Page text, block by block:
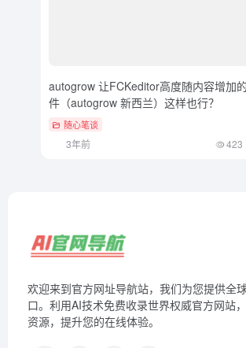
autogrow 让FCKeditor高度随内容增加
件（autogrow 新西兰）这样也行？
随心笔谈
3年前 423
欢迎来到官方网址导航站，我们为您提供全
口。利用AI技术免费收录世界权威官方网站
资源，提升您的在线体验。